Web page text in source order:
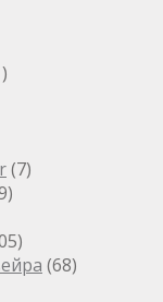
(7)
(68)